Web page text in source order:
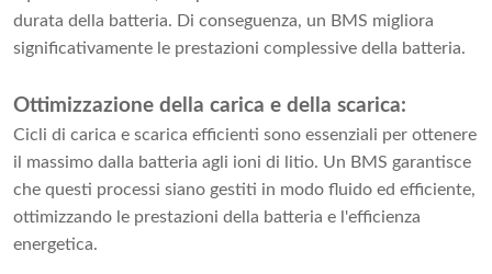
durata della batteria. Di conseguenza, un BMS migliora
significativamente le prestazioni complessive della batteria.
Ottimizzazione della carica e della scarica:
Cicli di carica e scarica efficienti sono essenziali per ottenere
il massimo dalla batteria agli ioni di litio. Un BMS garantisce
che questi processi siano gestiti in modo fluido ed efficiente,
ottimizzando le prestazioni della batteria e l'efficienza
energetica.